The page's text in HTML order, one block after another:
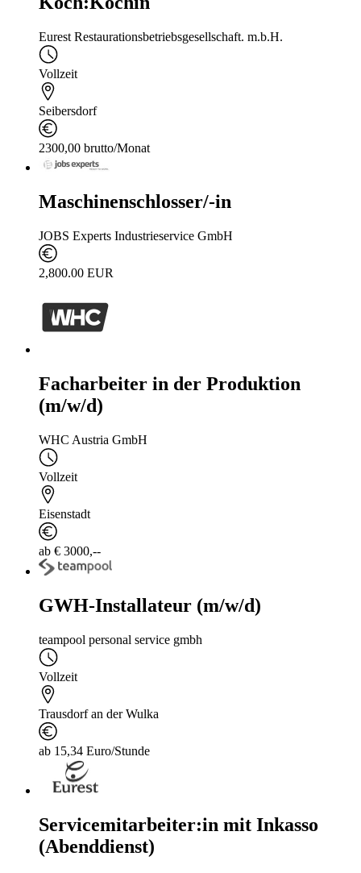
Eurest Restaurationsbetriebsgesellschaft. m.b.H.
Vollzeit
Seibersdorf
2300,00 brutto/Monat
Maschinenschlosser/-in
JOBS Experts Industrieservice GmbH
2,800.00 EUR
Facharbeiter in der Produktion
(m/w/d)
WHC Austria GmbH
Vollzeit
Eisenstadt
ab € 3000,--
GWH-Installateur (m/w/d)
teampool personal service gmbh
Vollzeit
Trausdorf an der Wulka
ab 15,34 Euro/Stunde
Servicemitarbeiter:in mit Inkasso
(Abenddienst)